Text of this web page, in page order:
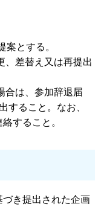
案とする。
、差替え又は再提出
合は、参加辞退届
すること。なお、
すること。
き提出された企画